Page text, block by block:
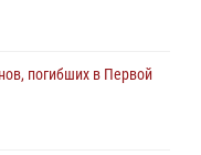
погибших в Первой